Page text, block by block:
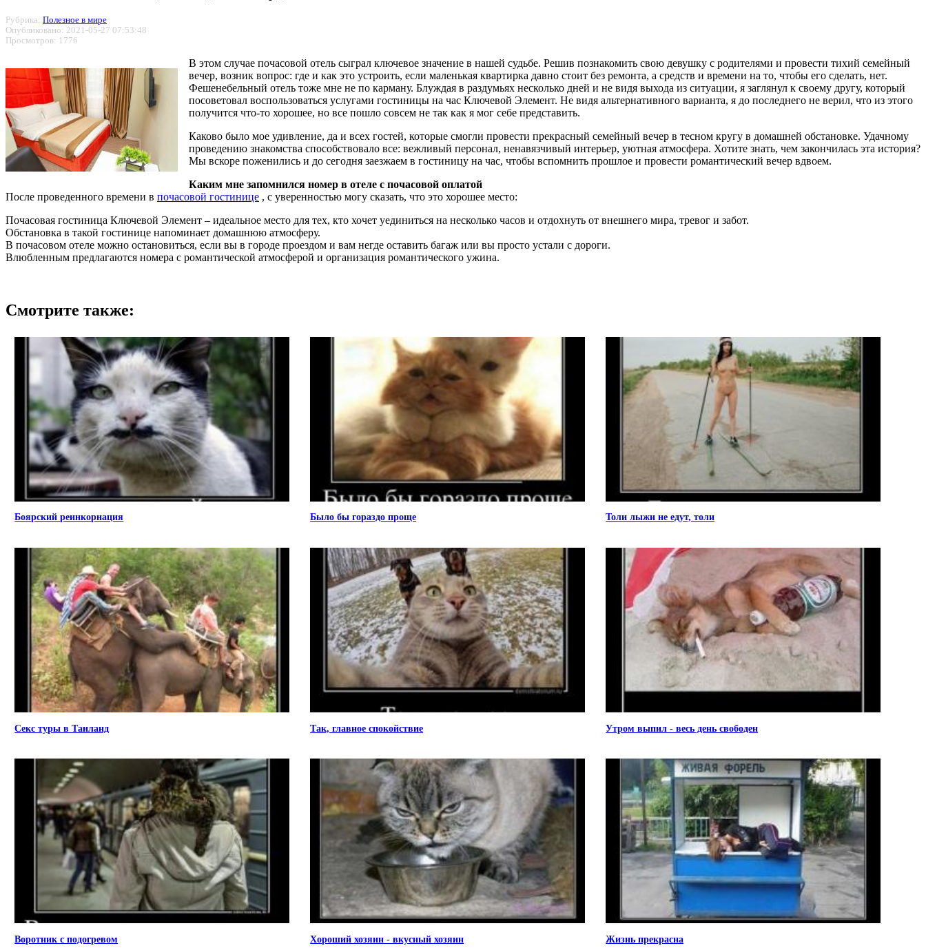
Рубрика: Полезное в мире
Опубликовано: 2021-05-27 07:53:48
Просмотров: 1776
В этом случае почасовой отель сыграл ключевое значение в нашей судьбе. Решив познакомить свою девушку с родителями и провести тихий семейный
вечер, возник вопрос: где и как это устроить, если маленькая квартирка давно стоит без ремонта, а средств и времени на то, чтобы его сделать, нет.
Фешенебельный отель тоже мне не по карману. Блуждая в раздумьях несколько дней и не видя выхода из ситуации, я заглянул к своему другу, который
посоветовал воспользоваться услугами гостиницы на час Ключевой Элемент. Не видя альтернативного варианта, я до последнего не верил, что из этого
получится что-то хорошее, но все пошло совсем не так как я мог себе представить.
Каково было мое удивление, да и всех гостей, которые смогли провести прекрасный семейный вечер в тесном кругу в домашней обстановке. Удачному
проведению знакомства способствовало все: вежливый персонал, ненавязчивый интерьер, уютная атмосфера. Хотите знать, чем закончилась эта история?
Мы вскоре поженились и до сегодня заезжаем в гостиницу на час, чтобы вспомнить прошлое и провести романтический вечер вдвоем.
Каким мне запомнился номер в отеле с почасовой оплатой
После проведенного времени в почасовой гостинице , с уверенностью могу сказать, что это хорошее место:
Почасовая гостиница Ключевой Элемент – идеальное место для тех, кто хочет уединиться на несколько часов и отдохнуть от внешнего мира, тревог и забот.
Обстановка в такой гостинице напоминает домашнюю атмосферу.
В почасовом отеле можно остановиться, если вы в городе проездом и вам негде оставить багаж или вы просто устали с дороги.
Влюбленным предлагаются номера с романтической атмосферой и организация романтического ужина.
Смотрите также:
Боярский реинкорнация Было бы гораздо проще Толи лыжи не едут, толи
Секс туры в Таиланд Так, главное спокойствие Утром выпил - весь день свободен
Воротник с подогревом Хороший хозяин - вкусный хозяин Жизнь прекрасна